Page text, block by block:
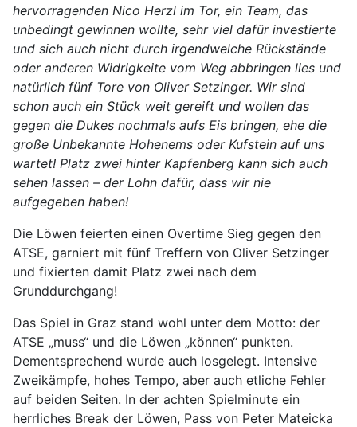
hervorragenden Nico Herzl im Tor, ein Team, das
unbedingt gewinnen wollte, sehr viel dafür investierte
und sich auch nicht durch irgendwelche Rückstände
oder anderen Widrigkeite vom Weg abbringen lies und
natürlich fünf Tore von Oliver Setzinger. Wir sind
schon auch ein Stück weit gereift und wollen das
gegen die Dukes nochmals aufs Eis bringen, ehe die
große Unbekannte Hohenems oder Kufstein auf uns
wartet! Platz zwei hinter Kapfenberg kann sich auch
sehen lassen – der Lohn dafür, dass wir nie
aufgegeben haben!
Die Löwen feierten einen Overtime Sieg gegen den
ATSE, garniert mit fünf Treffern von Oliver Setzinger
und fixierten damit Platz zwei nach dem
Grunddurchgang!
Das Spiel in Graz stand wohl unter dem Motto: der
ATSE „muss“ und die Löwen „können“ punkten.
Dementsprechend wurde auch losgelegt. Intensive
Zweikämpfe, hohes Tempo, aber auch etliche Fehler
auf beiden Seiten. In der achten Spielminute ein
herrliches Break der Löwen, Pass von Peter Mateicka